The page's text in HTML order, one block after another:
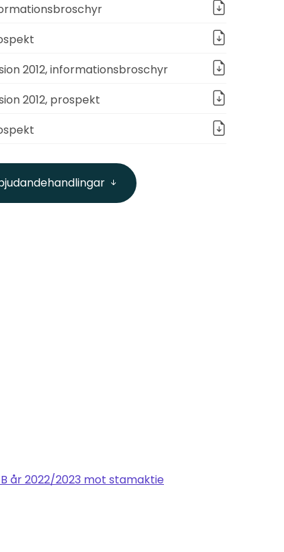
2012, informationsbroschyr
2012, prospekt
år 2022/2023 mot stamaktie